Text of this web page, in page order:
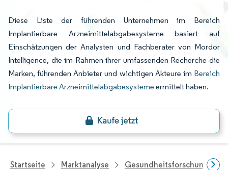
Diese Liste der führenden Unternehmen im Bereich
Implantierbare Arzneimittelabgabesysteme basiert auf
Einschätzungen der Analysten und Fachberater von Mordor
Intelligence, die im Rahmen ihrer umfassenden Recherche die
Marken, führenden Anbieter und wichtigen Akteure im Bereich
Implantierbare Arzneimittelabgabesysteme ermittelt haben.
Startseite Marktanalyse Gesundheitsforschung